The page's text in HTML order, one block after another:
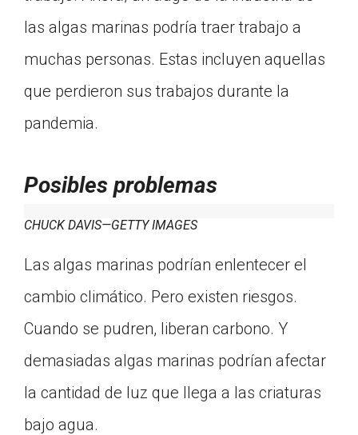
las algas marinas podría traer trabajo a
muchas personas. Estas incluyen aquellas
que perdieron sus trabajos durante la
pandemia.
Posibles problemas
CHUCK DAVIS—GETTY IMAGES
Las algas marinas podrían enlentecer el
cambio climático. Pero existen riesgos.
Cuando se pudren, liberan carbono. Y
demasiadas algas marinas podrían afectar
la cantidad de luz que llega a las criaturas
bajo agua.